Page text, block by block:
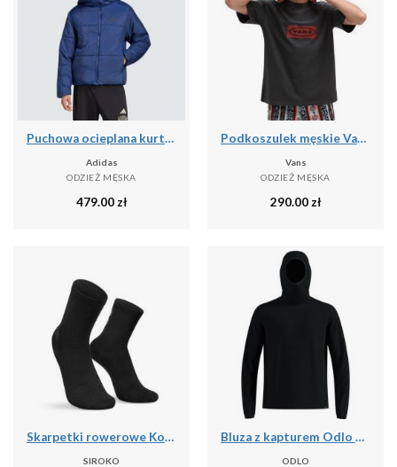
Puchowa ocieplana kurtka Essentials Highloft
Adidas
ODZIEŻ MĘSKA
479.00 zł
Podkoszulek męskie Vans X Curren X Knost
Vans
ODZIEŻ MĘSKA
290.00 zł
Skarpetki rowerowe Kolarstwo Siroko Core Lofoten
SIROKO
Bluza z kapturem Odlo Mid layer hoody CUBIC
ODLO